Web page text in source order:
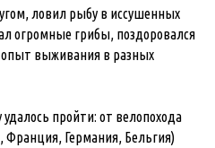
ловил рыбу в иссушенных
огромные грибы, поздоровался
выживания в разных
пройти: от велопохода
Германия, Бельгия)